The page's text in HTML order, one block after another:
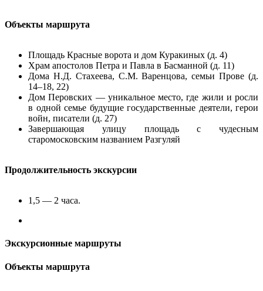
Объекты маршрута
Площадь Красные ворота и дом Куракиных (д. 4)
Храм апостолов Петра и Павла в Басманной (д. 11)
Дома Н.Д. Стахеева, С.М. Варенцова, семьи Прове (д.
14–18, 22)
Дом Перовских — уникальное место, где жили и росли
в одной семье будущие государственные деятели, герои
войн, писатели (д. 27)
Завершающая улицу площадь с чудесным
старомосковским названием Разгуляй
Продолжительность экскурсии
1,5 — 2 часа.
Экскурсионные маршруты
Объекты маршрута